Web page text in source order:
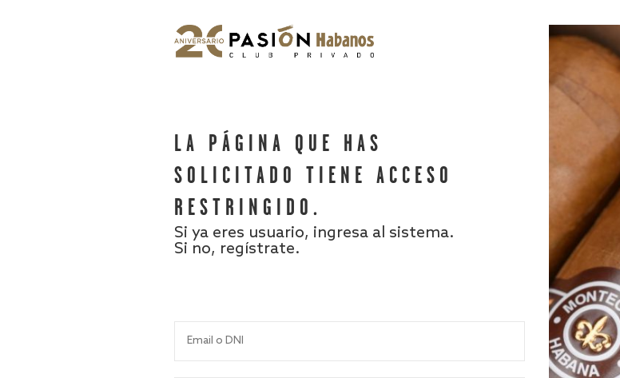
LA PÁGINA QUE HAS
SOLICITADO TIENE ACCESO
RESTRINGIDO.
Si ya eres usuario, ingresa al sistema.
Si no, regístrate.